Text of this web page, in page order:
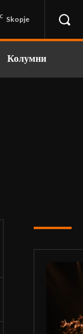
C Skopje
Колумни